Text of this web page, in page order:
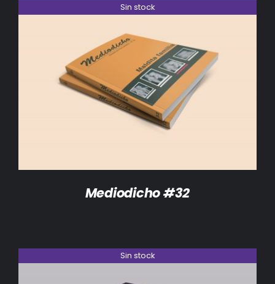
Sin stock
DETALLES
Mediodicho #32
Sin stock